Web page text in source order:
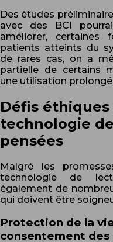
Des études
avec des BCI
améliorer, certaines
patients atteints du
de rares cas, on a
partielle de certains
une utilisation
Défis
technologie
pensées
Malgré les
technologie de
également de
qui doivent être
Protection de la
consentement